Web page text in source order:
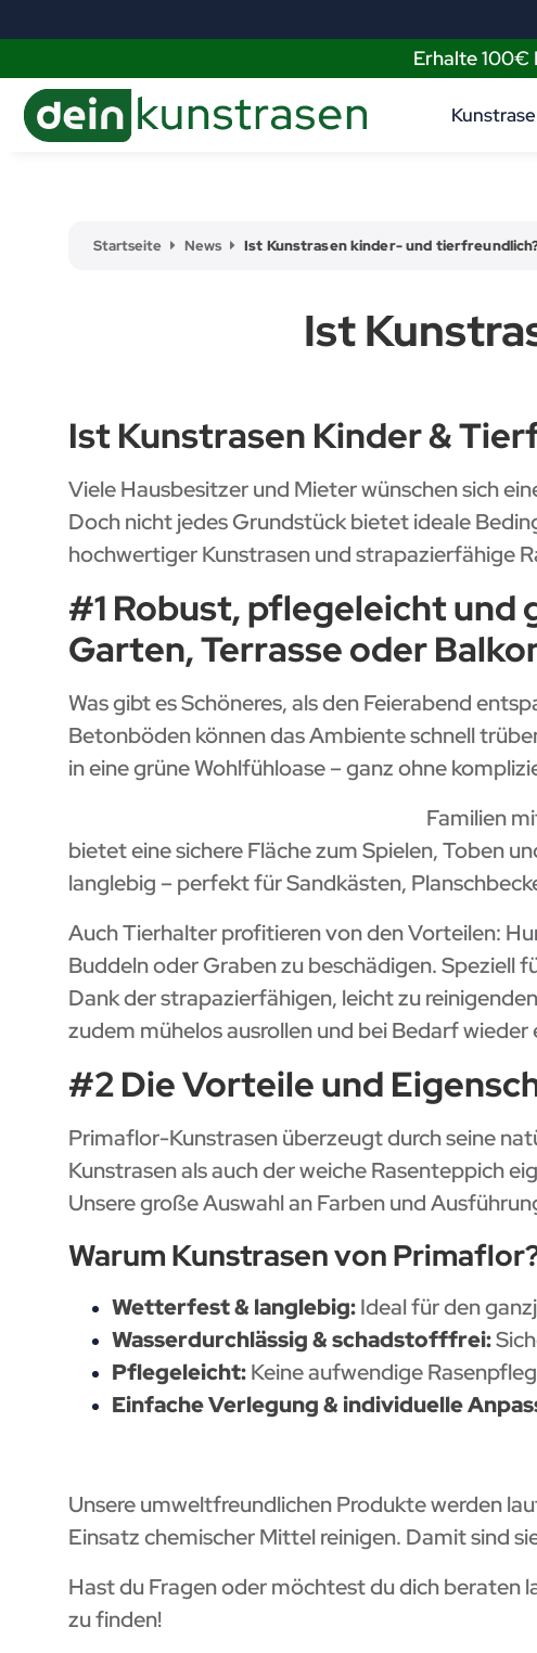
Erhalte 100€
Startseite News Ist Kunstrasen kinder- und
Ist
Ist Kunstrasen Kinder &
Viele Hausbesitzer und Mieter wünschen sich
Doch nicht jedes Grundstück bietet ideale
hochwertiger Kunstrasen und strapazierfähige
#1 Robust, pflegeleicht
Garten, Terrasse oder
Was gibt es Schöneres, als den Feierabend
Betonböden können das Ambiente schnell
in eine grüne Wohlfühloase – ganz ohne
Familien
bietet eine sichere Fläche zum Spielen, Toben
langlebig – perfekt für Sandkästen,
Auch Tierhalter profitieren von den Vorteilen:
Buddeln oder Graben zu beschädigen. Speziell
Dank der strapazierfähigen, leicht zu
zudem mühelos ausrollen und bei Bedarf
#2Die Vorteile und
Primaflor-Kunstrasen überzeugt durch seine
Kunstrasen als auch der weiche Rasenteppich
Unsere große Auswahl an Farben und
Warum Kunstrasen von
Wetterfest & langlebig:Ideal für den
Wasserdurchlässig & schadstofffrei:
Pflegeleicht:Keine aufwendige
Einfache Verlegung & individuelle
Unsere umweltfreundlichen Produkte werden
Einsatz chemischer Mittel reinigen. Damit sind
Hast du Fragen oder möchtest du dich beraten
zu finden!